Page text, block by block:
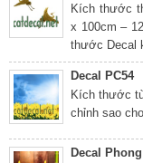
Kích thước
x 100cm –
thước Decal
Decal PC54
Kích thước
chỉnh sao
Decal